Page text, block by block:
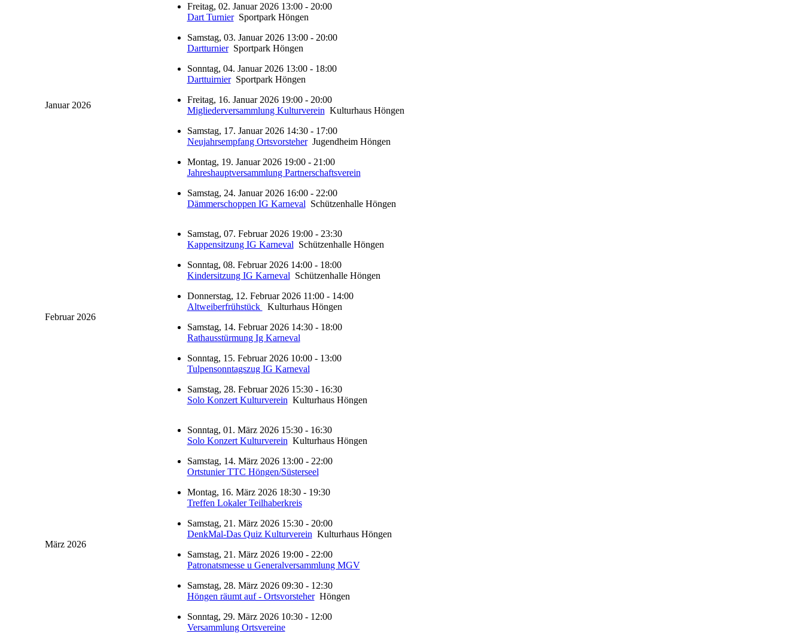
Januar 2026
Freitag, 02. Januar 2026 13:00 - 20:00
Dart TurnierSportpark Höngen
Samstag, 03. Januar 2026 13:00 - 20:00
DartturnierSportpark Höngen
Sonntag, 04. Januar 2026 13:00 - 18:00
DarttuirnierSportpark Höngen
Freitag, 16. Januar 2026 19:00 - 20:00
Migliederversammlung Kulturverein Kulturhaus Höngen
Samstag, 17. Januar 2026 14:30 - 17:00
Neujahrsempfang OrtsvorsteherJugendheim Höngen
Montag, 19. Januar 2026 19:00 - 21:00
Jahreshauptversammlung Partnerschaftsverein
Samstag, 24. Januar 2026 16:00 - 22:00
Dämmerschoppen IG Karneval Schützenhalle Höngen
Februar 2026
Samstag, 07. Februar 2026 19:00 - 23:30
Kappensitzung IG Karneval Schützenhalle Höngen
Sonntag, 08. Februar 2026 14:00 - 18:00
Kindersitzung IG Karneval Schützenhalle Höngen
Donnerstag, 12. Februar 2026 11:00 - 14:00
Altweiberfrühstück
Kulturhaus Höngen
Samstag, 14. Februar 2026 14:30 - 18:00
Rathausstürmung Ig Karneval
Sonntag, 15. Februar 2026 10:00 - 13:00
Tulpensonntagszug IG Karneval
Samstag, 28. Februar 2026 15:30 - 16:30
Solo Konzert Kulturverein Kulturhaus Höngen
März 2026
Sonntag, 01. März 2026 15:30 - 16:30
Solo Konzert Kulturverein Kulturhaus Höngen
Samstag, 14. März 2026 13:00 - 22:00
Ortstunier TTC Höngen/Süsterseel
Montag, 16. März 2026 18:30 - 19:30
Treffen Lokaler Teilhaberkreis
Samstag, 21. März 2026 15:30 - 20:00
DenkMal-Das Quiz Kulturverein Kulturhaus Höngen
Samstag, 21. März 2026 19:00 - 22:00
Patronatsmesse u Generalversammlung MGV
Samstag, 28. März 2026 09:30 - 12:30
Höngen räumt auf - OrtsvorsteherHöngen
Sonntag, 29. März 2026 10:30 - 12:00
Versammlung Ortsvereine